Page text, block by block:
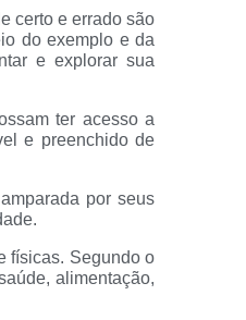
certo e errado são
do exemplo e da
e explorar sua
ter acesso a
e preenchido de
por seus
físicas. Segundo o
alimentação,